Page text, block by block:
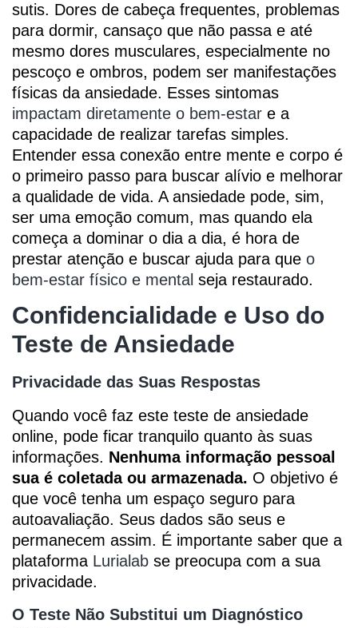
sutis. Dores de cabeça frequentes, problemas
para dormir, cansaço que não passa e até
mesmo dores musculares, especialmente no
pescoço e ombros, podem ser manifestações
físicas da ansiedade. Esses sintomas
impactam diretamente o bem-estar e a
capacidade de realizar tarefas simples.
Entender essa conexão entre mente e corpo é
o primeiro passo para buscar alívio e melhorar
a qualidade de vida. A ansiedade pode, sim,
ser uma emoção comum, mas quando ela
começa a dominar o dia a dia, é hora de
prestar atenção e buscar ajuda para que o
bem-estar físico e mental seja restaurado.
Confidencialidade e Uso do
Teste de Ansiedade
Privacidade das Suas Respostas
Quando você faz este teste de ansiedade
online, pode ficar tranquilo quanto às suas
informações. Nenhuma informação pessoal
sua é coletada ou armazenada. O objetivo é
que você tenha um espaço seguro para
autoavaliação. Seus dados são seus e
permanecem assim. É importante saber que a
plataforma Lurialab se preocupa com a sua
privacidade.
O Teste Não Substitui um Diagnóstico